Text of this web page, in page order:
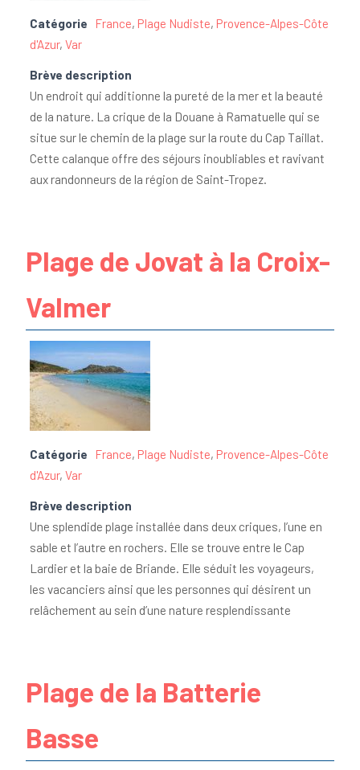
Catégorie France, Plage Nudiste, Provence-Alpes-Côte
d'Azur, Var
Brève description
Un endroit qui additionne la pureté de la mer et la beauté
de la nature. La crique de la Douane à Ramatuelle qui se
situe sur le chemin de la plage sur la route du Cap Taillat.
Cette calanque offre des séjours inoubliables et ravivant
aux randonneurs de la région de Saint-Tropez.
Plage de Jovat à la Croix-
Valmer
Catégorie France, Plage Nudiste, Provence-Alpes-Côte
d'Azur, Var
Brève description
Une splendide plage installée dans deux criques, l’une en
sable et l’autre en rochers. Elle se trouve entre le Cap
Lardier et la baie de Briande. Elle séduit les voyageurs,
les vacanciers ainsi que les personnes qui désirent un
relâchement au sein d’une nature resplendissante
Plage de la Batterie
Basse